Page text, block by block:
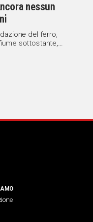
nessun
del ferro,
sottostante,
metalliche"